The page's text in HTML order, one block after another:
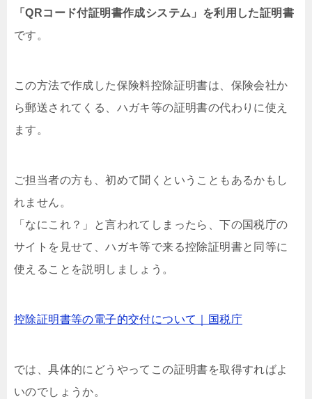
「QRコード付証明書作成システム」を利用した証明書
です。
この方法で作成した保険料控除証明書は、保険会社か
ら郵送されてくる、ハガキ等の証明書の代わりに使え
ます。
ご担当者の方も、初めて聞くということもあるかもし
れません。
「なにこれ？」と言われてしまったら、下の国税庁の
サイトを見せて、ハガキ等で来る控除証明書と同等に
使えることを説明しましょう。
控除証明書等の電子的交付について｜国税庁
では、具体的にどうやってこの証明書を取得すればよ
いのでしょうか。